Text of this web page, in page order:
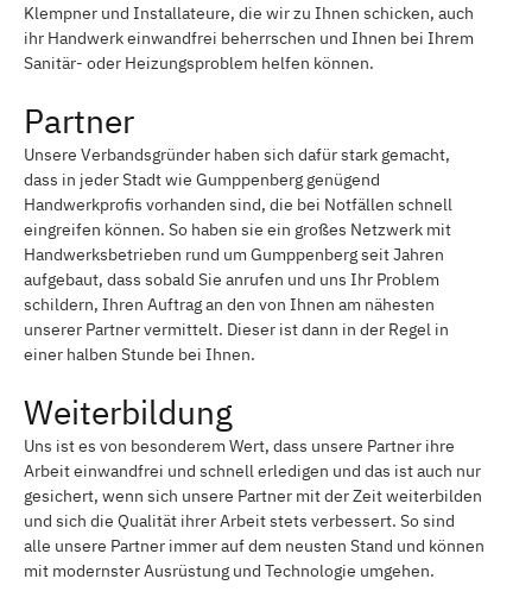
Klempner und Installateure, die wir zu Ihnen schicken, auch
ihr Handwerk einwandfrei beherrschen und Ihnen bei Ihrem
Sanitär- oder Heizungsproblem helfen können.
Partner
Unsere Verbandsgründer haben sich dafür stark gemacht,
dass in jeder Stadt wie Gumppenberg genügend
Handwerkprofis vorhanden sind, die bei Notfällen schnell
eingreifen können. So haben sie ein großes Netzwerk mit
Handwerksbetrieben rund um Gumppenberg seit Jahren
aufgebaut, dass sobald Sie anrufen und uns Ihr Problem
schildern, Ihren Auftrag an den von Ihnen am nähesten
unserer Partner vermittelt. Dieser ist dann in der Regel in
einer halben Stunde bei Ihnen.
Weiterbildung
Uns ist es von besonderem Wert, dass unsere Partner ihre
Arbeit einwandfrei und schnell erledigen und das ist auch nur
gesichert, wenn sich unsere Partner mit der Zeit weiterbilden
und sich die Qualität ihrer Arbeit stets verbessert. So sind
alle unsere Partner immer auf dem neusten Stand und können
mit modernster Ausrüstung und Technologie umgehen.